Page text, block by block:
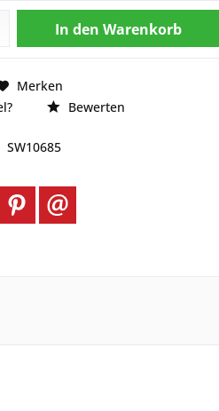
In den Warenkorb
Merken
Bewerten
SW10685